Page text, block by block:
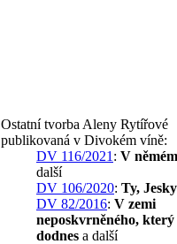
Ostatní tvorba Aleny Rytířové
publikovaná v Divokém víně:
DV 116/2021 : V
další
DV 106/2020: Ty,
DV 82/2016: V zemi
neposkvrněného, který
dodnes a další